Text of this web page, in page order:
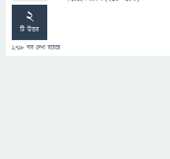
2
টি উত্তর
1,718 বার দেখা হয়েছে